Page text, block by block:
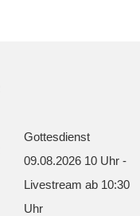
Gottesdienst
09.08.2026 10 Uhr -
Livestream ab 10:30
Uhr